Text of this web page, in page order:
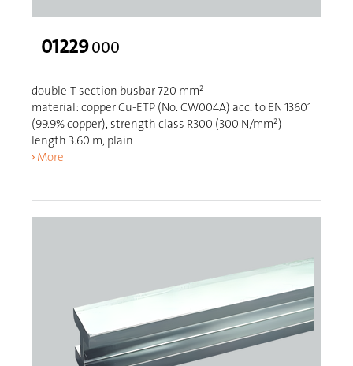
01229000
double-T section busbar 720 mm²
material: copper Cu-ETP (No. CW004A) acc. to EN 13601
(99.9% copper), strength class R300 (300 N/mm²)
length 3.60 m, plain
More